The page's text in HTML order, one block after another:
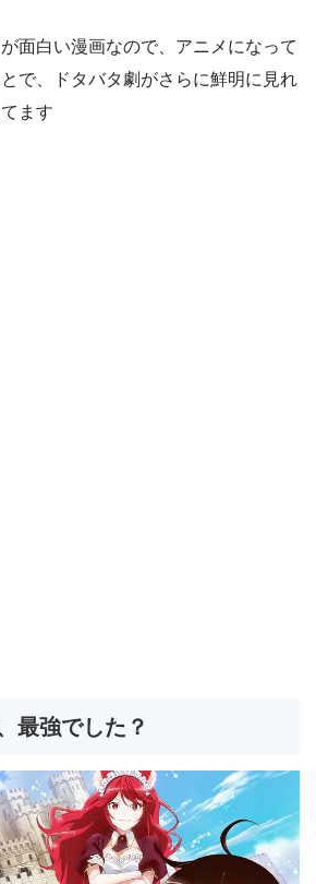
面白い漫画なので、アニメになって
で、ドタバタ劇がさらに鮮明に見れ
ます
最強でした？